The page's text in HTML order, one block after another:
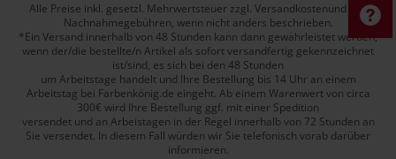
Alle Preise inkl. gesetzl. Mehrwertsteuer zzgl. Versandkostenund ggf.
Nachnahmegebühren, wenn nicht anders beschrieben.
*Ein Versand innerhalb von 48 Stunden kann dann gewährleistet werden,
wenn der/die bestellte/n Artikel als sofort versandfertig gekennzeichnet
ist/sind, es sich bei den 48 Stunden
um Arbeitstage handelt und Ihre Bestellung bis 14 Uhr an einem
Arbeitstag bei Farbenkönig.de eingeht. Ab einem Warenwert von circa
300€ wird Ihre Bestellung ggf. mit einer Spedition
versendet und an Arbeistagen in der Regel innerhalb von 72 Stunden an
Sie versendet. In diesem Fall würden wir Sie telefonisch vorab darüber
informieren.